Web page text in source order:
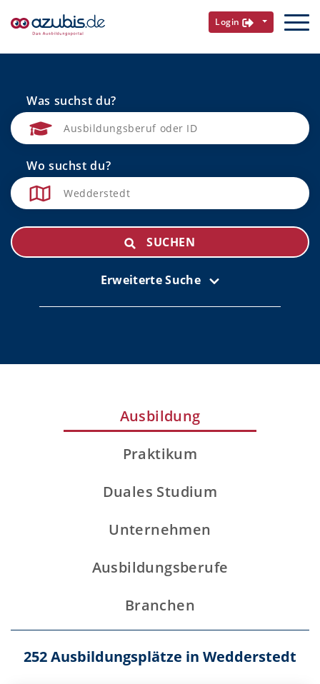
Login
Was suchst du?
Wo suchst du?
SUCHEN
Erweiterte Suche
Ausbildung
Praktikum
Duales Studium
Unternehmen
Ausbildungsberufe
Branchen
252 Ausbildungsplätze in Wedderstedt